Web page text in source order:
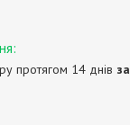
протягом 14 днів